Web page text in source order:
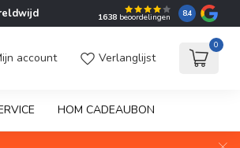
1638 beoordelingen 8.4
account Verlanglijst
0
HOM CADEAUBON